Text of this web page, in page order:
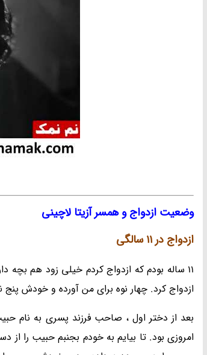
وضعیت ازدواج و همسر آزیتا لاچینی
ازدواج در 11 سالگی
ازدواج کرد. چهار نوه برای من آورده و خودش پنج نوه دارد (می خندد)
بعد از دختر اول ، صاحب فرزند پسری به نام
امروزی بود. تا بیایم به خودم بجنبم حبیب را